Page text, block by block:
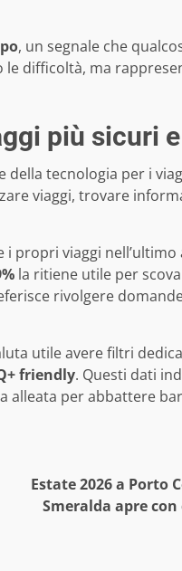
, un segnale che
difficoltà, ma
più sicuri
della tecnologia per i
viaggi, trovare
propri viaggi
la ritiene utile per
rivolgere
utile avere filtri
friendly. Questi dati
alleata per abbattere
Estate 2026 a Porto
Smeralda apre